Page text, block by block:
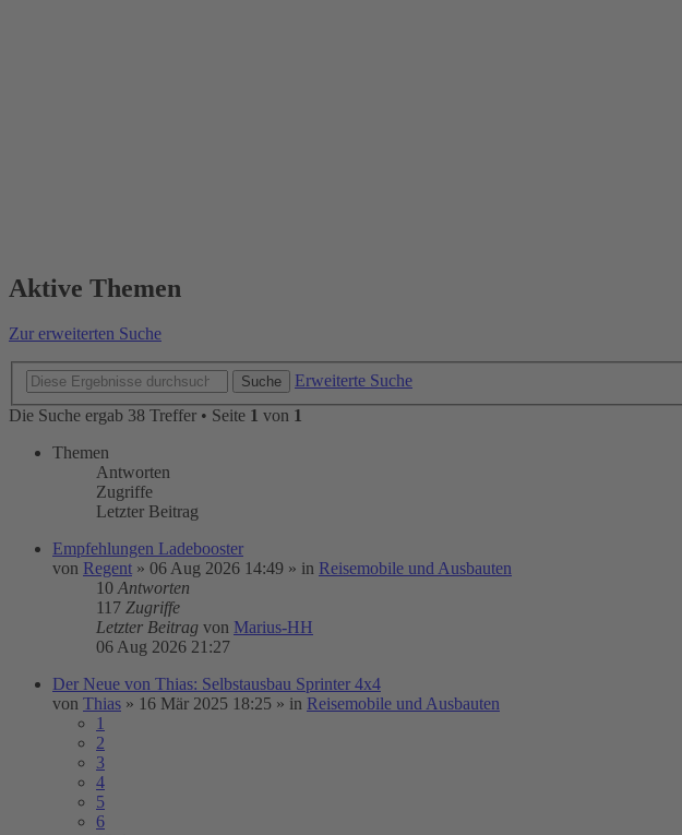
Aktive Themen
Zur erweiterten Suche
Suche
Erweiterte Suche
Die Suche ergab 38 Treffer • Seite 1 von 1
Themen
Antworten
Zugriffe
Letzter Beitrag
Empfehlungen Ladebooster
von Regent » 06 Aug 2026 14:49 » in Reisemobile und Ausbauten
10 Antworten
117 Zugriffe
Letzter Beitrag von Marius-HH
06 Aug 2026 21:27
Der Neue von Thias: Selbstausbau Sprinter 4x4
von Thias » 16 Mär 2025 18:25 » in Reisemobile und Ausbauten
1
2
3
4
5
6